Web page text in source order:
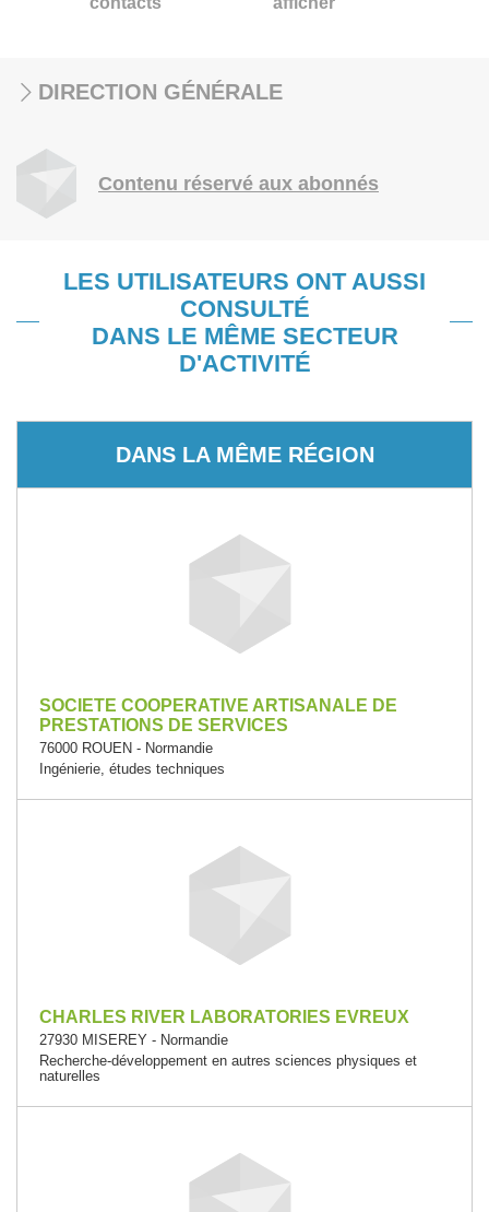
DIRECTION GÉNÉRALE
Contenu réservé aux abonnés
LES UTILISATEURS ONT AUSSI
CONSULTÉ
DANS LE MÊME SECTEUR
D'ACTIVITÉ
DANS LA MÊME RÉGION
SOCIETE COOPERATIVE ARTISANALE DE
PRESTATIONS DE SERVICES
76000 ROUEN - Normandie
Ingénierie, études techniques
CHARLES RIVER LABORATORIES EVREUX
27930 MISEREY - Normandie
Recherche-développement en autres sciences physiques et
naturelles